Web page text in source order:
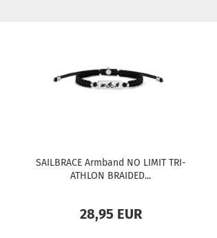
SAILBRACE Arm­band NO LIMIT TRI­
ATH­LON BRAI­DED...
28,95 EUR